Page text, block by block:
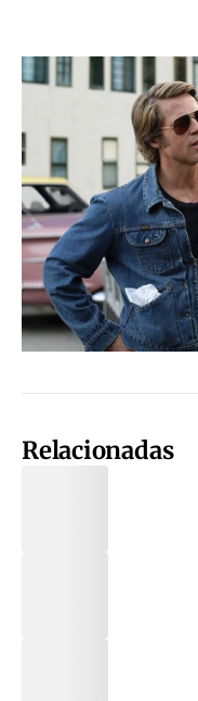
Relacionadas